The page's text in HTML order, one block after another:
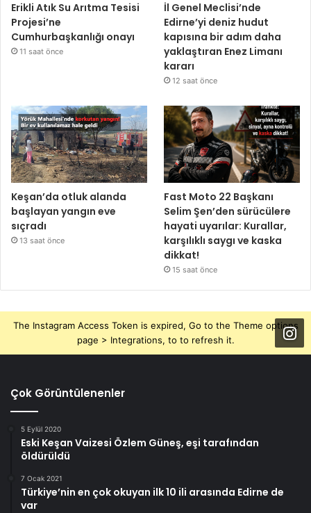
Erikli Atık Su Arıtma Tesisi
Projesi’ne
Cumhurbaşkanlığı onayı
11 saat önce
İl Genel Meclisi’nde
Edirne’yi deniz hudut
kapısına bir adım daha
yaklaştıran Enez Limanı
kararı
12 saat önce
Keşan’da otluk alanda
başlayan yangın eve
sıçradı
13 saat önce
Fast Moto 22 Başkanı
Selim Şen’den sürücülere
hayati uyarılar: Kurallar,
karşılıklı saygı ve kaska
dikkat!
15 saat önce
The Instagram Access Token is expired, Go to the Theme options
page > Integrations, to to refresh it.
Çok Görüntülenenler
5 Eylül 2020
Eski Keşan Vaizesi Özlem Güneş, eşi tarafından
öldürüldü
7 Ocak 2021
Türkiye’nin en çok okuyan ilk 10 ili arasında Edirne de
var